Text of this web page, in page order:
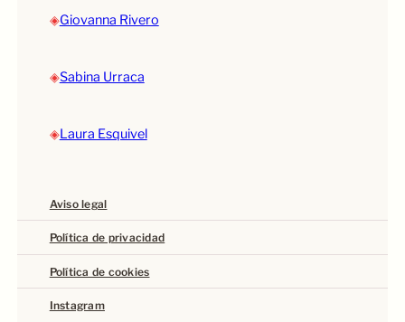
◈Giovanna Rivero
◈Sabina Urraca
◈Laura Esquivel
Aviso legal
Política de privacidad
Política de cookies
Instagram